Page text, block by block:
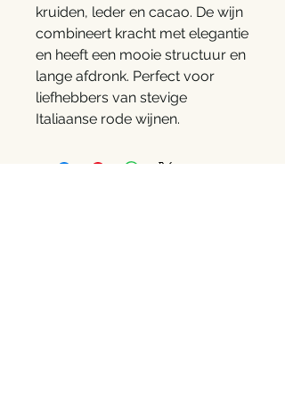
kruiden, leder en cacao. De wijn
combineert kracht met elegantie
en heeft een mooie structuur en
lange afdronk. Perfect voor
liefhebbers van stevige
Italiaanse rode wijnen.